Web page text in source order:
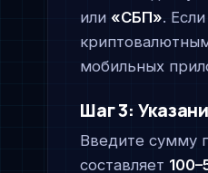
или «СБП».
мобильных
Шаг 3:
Введите сумму
составляет